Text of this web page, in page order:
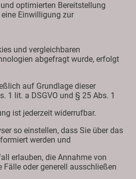
optimierten Bereitstellung
Einwilligung zur
und vergleichbaren
abgefragt wurde, erfolgt
auf Grundlage dieser
1 lit. a DSGVO und § 25 Abs. 1
ist jederzeit widerrufbar.
so einstellen, dass Sie über das
werden und
erlauben, die Annahme von
oder generell ausschließen